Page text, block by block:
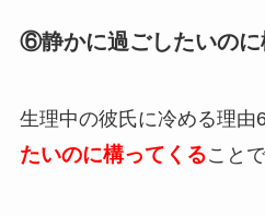
⑥静かに過ごしたいのに
生理中の彼氏に冷める理由6
たいのに構ってくることで